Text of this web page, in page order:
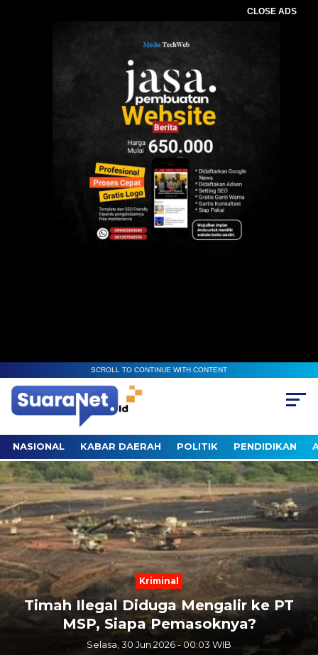
CLOSE ADS
SCROLL TO CONTINUE WITH CONTENT
NASIONAL KABAR DAERAH POLITIK PENDIDIKAN
Kriminal
Timah Ilegal Diduga Mengalir ke PT
MSP, Siapa Pemasoknya?
Selasa, 30 Jun 2026 - 00:03 WIB
Previous Next